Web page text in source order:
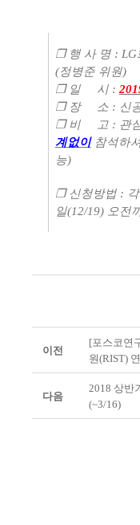
❐ 행 사 명 : LG
(정병준 위원)
❐ 일 시 :
❐ 장 소 : 신공
❐ 비 고 : 관심
계없이참석하
능)
❐ 신청방법 :
일(12/19) 오전
이전
[포스코연
원(RIST)
다음
2018 상반
(~3/16)